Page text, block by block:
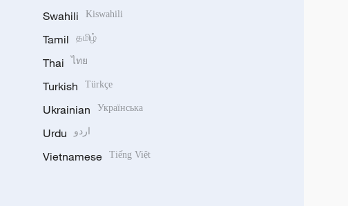
Swahili Kiswahili
Tamil தமிழ்
Thai ไทย
Turkish Türkçe
Ukrainian Українська
Urdu اردو
Vietnamese Tiếng Việt